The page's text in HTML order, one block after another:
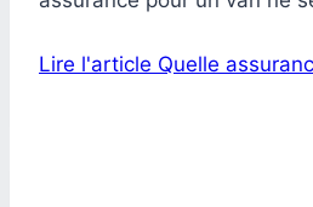
Lire l'article Quelle